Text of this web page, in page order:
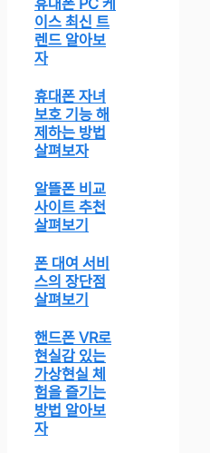
휴대폰 PC 케
이스 최신 트
렌드 알아보
자
휴대폰 자녀
보호 기능 해
제하는 방법
살펴보자
알뜰폰 비교
사이트 추천
살펴보기
폰 대여 서비
스의 장단점
살펴보기
핸드폰 VR로
현실감 있는
가상현실 체
험을 즐기는
방법 알아보
자